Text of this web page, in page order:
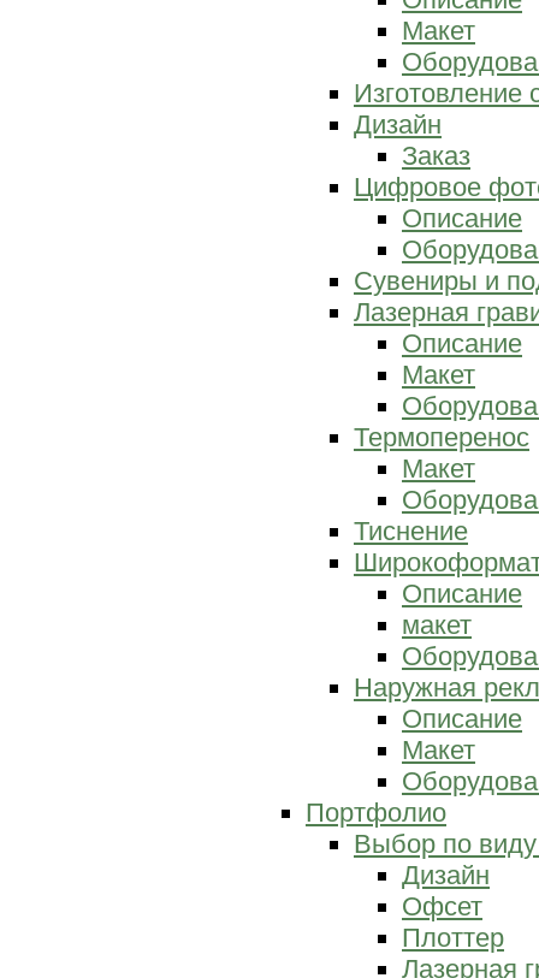
Макет
Изготовление
Дизайн
Заказ
Цифровое
Описание
Сувениры и
Лазерная
Описание
Макет
Термоперенос
Макет
Тиснение
Описание
макет
Наружная
Описание
Макет
Портфолио
Выбор по
Дизайн
Офсет
Плоттер
Лазерная